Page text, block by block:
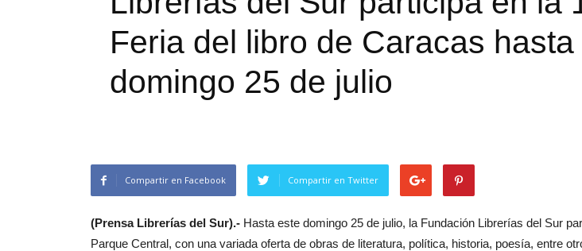
Feria del libro de Caracas hasta
domingo 25 de julio
Compartir en Facebook Compartir en Twitter
(Prensa Librerías del Sur).- Hasta este domingo 25 de julio, la Fundación Librerías del Sur
Parque Central, con una variada oferta de obras de literatura, política, historia, poesía, entre